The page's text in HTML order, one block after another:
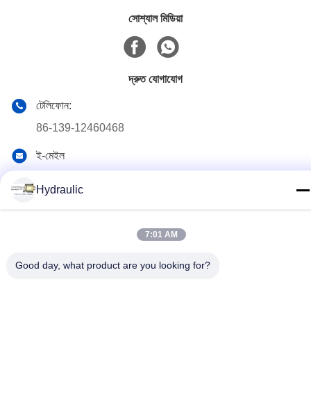
সোশ্যাল মিডিয়া
দ্রুত যোগাযোগ
টেলিফোন:
86-139-12460468
ই-মেইল
গোপনীয়তা নীতি|সাইটম্যাপ
Hydraulic
7:01 AM
Good day, what product are you looking for?